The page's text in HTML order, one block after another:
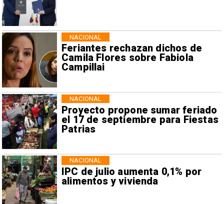
Feriantes rechazan dichos de
Camila Flores sobre Fabiola
Campillai
NACIONAL
Proyecto propone sumar feriado
el 17 de septiembre para Fiestas
Patrias
NACIONAL
IPC de julio aumenta 0,1% por
alimentos y vivienda
NACIONAL